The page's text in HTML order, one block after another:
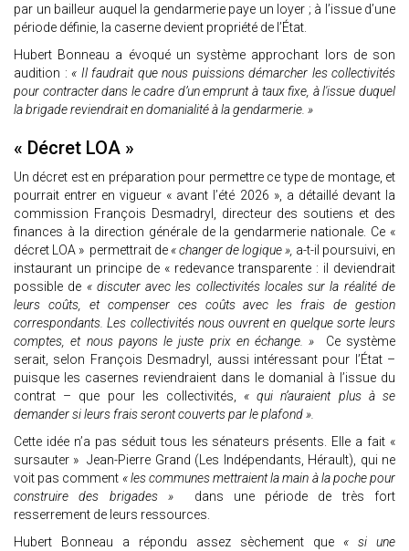
par un bailleur auquel la gendarmerie paye un loyer ; à l’issue d’une
période définie, la caserne devient propriété de l’État.
Hubert Bonneau a évoqué un système approchant lors de son
audition : « Il faudrait que nous puissions démarcher les collectivités
pour contracter dans le cadre d’un emprunt à taux fixe, à l'issue duquel
la brigade reviendrait en domanialité à la gendarmerie. »
« Décret LOA »
Un décret est en préparation pour permettre ce type de montage, et
pourrait entrer en vigueur « avant l’été 2026 », a détaillé devant la
commission François Desmadryl, directeur des soutiens et des
finances à la direction générale de la gendarmerie nationale. Ce «
décret LOA » permettrait de « changer de logique », a-t-il poursuivi, en
instaurant un principe de « redevance transparente : il deviendrait
possible de « discuter avec les collectivités locales sur la réalité de
leurs coûts, et compenser ces coûts avec les frais de gestion
correspondants. Les collectivités nous ouvrent en quelque sorte leurs
comptes, et nous payons le juste prix en échange. »
Ce système
serait, selon François Desmadryl, aussi intéressant pour l’État –
puisque les casernes reviendraient dans le domanial à l’issue du
contrat – que pour les collectivités, « qui n’auraient plus à se
demander si leurs frais seront couverts par le plafond ».
Cette idée n’a pas séduit tous les sénateurs présents. Elle a fait «
sursauter » Jean-Pierre Grand (Les Indépendants, Hérault), qui ne
voit pas comment « les communes mettraient la main à la poche pour
construire des brigades »
dans une période de très fort
resserrement de leurs ressources.
Hubert Bonneau a répondu assez sèchement que « si une